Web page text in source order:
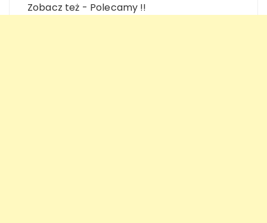
Zobacz też - Polecamy !!